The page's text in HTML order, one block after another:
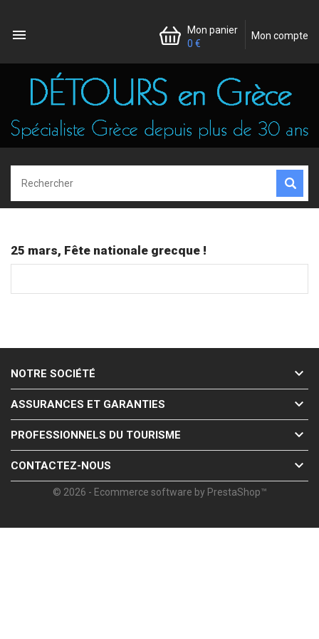
 Mon compte
Mon panier
0 €
25 mars, Fête nationale grecque !
NOTRE SOCIÉTÉ 
ASSURANCES ET GARANTIES 
PROFESSIONNELS DU TOURISME 
CONTACTEZ-NOUS 
© 2026 - Ecommerce software by PrestaShop™